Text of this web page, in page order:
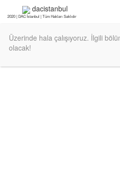
dacistanbul
2020 | DAC İstanbul | Tüm Hakları Saklıdır
Üzerinde hala çalışıyoruz. İlgili
olacak!